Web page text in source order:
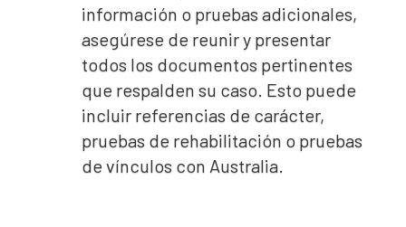
información o pruebas adicionales,
asegúrese de reunir y presentar
todos los documentos pertinentes
que respalden su caso. Esto puede
incluir referencias de carácter,
pruebas de rehabilitación o pruebas
de vínculos con Australia.